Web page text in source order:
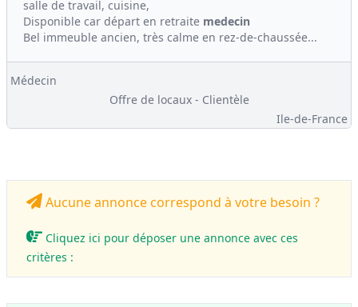
salle de travail, cuisine,
Disponible car départ en retraite medecin
Bel immeuble ancien, très calme en rez-de-chaussée...
Médecin
Offre de locaux - Clientèle
Ile-de-France
Aucune annonce correspond à votre besoin ?
Cliquez ici pour déposer une annonce avec ces
critères :